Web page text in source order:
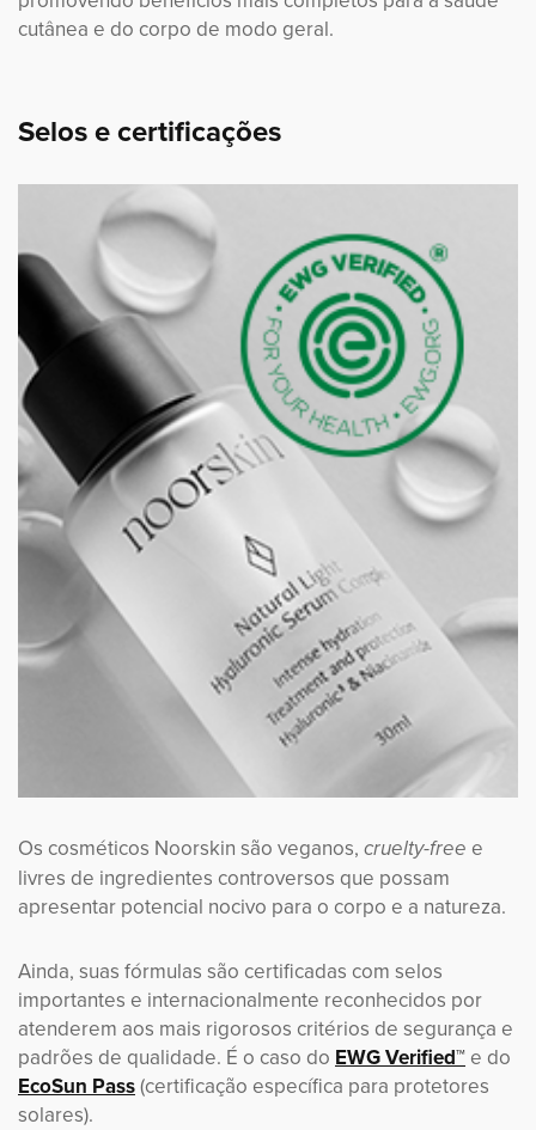
cutânea e do corpo de modo geral.
Selos e certificações
Os cosméticos Noorskin são veganos, cruelty-free e
livres de ingredientes controversos que possam
apresentar potencial nocivo para o corpo e a natureza.
Ainda, suas fórmulas são certificadas com selos
importantes e internacionalmente reconhecidos por
atenderem aos mais rigorosos critérios de segurança e
padrões de qualidade. É o caso do EWG Verified™e do
EcoSun Pass(certificação específica para protetores
solares).